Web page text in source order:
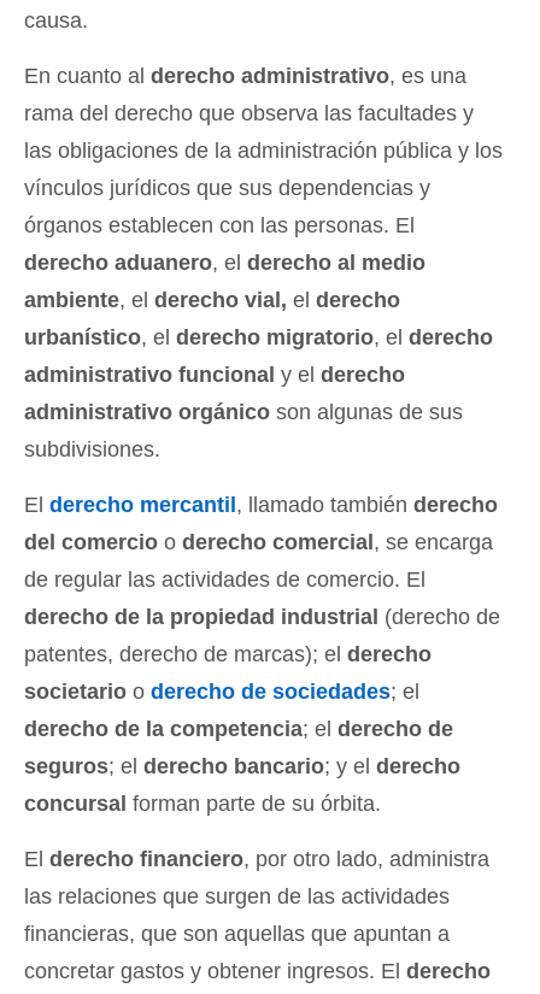
causa.
En cuanto al derecho administrativo, es una
rama del derecho que observa las facultades y
las obligaciones de la administración pública y los
vínculos jurídicos que sus dependencias y
órganos establecen con las personas. El
derecho aduanero, el derecho al medio
ambiente, el derecho vial, el derecho
urbanístico, el derecho migratorio, el derecho
administrativo funcional y el derecho
administrativo orgánico son algunas de sus
subdivisiones.
El derecho mercantil, llamado también derecho
del comercio o derecho comercial, se encarga
de regular las actividades de comercio. El
derecho de la propiedad industrial (derecho de
patentes, derecho de marcas); el derecho
societario o derecho de sociedades; el
derecho de la competencia; el derecho de
seguros; el derecho bancario; y el derecho
concursal forman parte de su órbita.
El derecho financiero, por otro lado, administra
las relaciones que surgen de las actividades
financieras, que son aquellas que apuntan a
concretar gastos y obtener ingresos. El derecho